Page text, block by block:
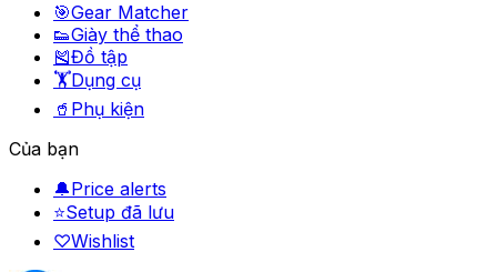
🎯Gear Matcher
👟Giày thể thao
🎽Đồ tập
🏋️Dụng cụ
🥤 Phụ kiện
Của bạn
🔔Price alerts
⭐Setup đã lưu
♡Wishlist